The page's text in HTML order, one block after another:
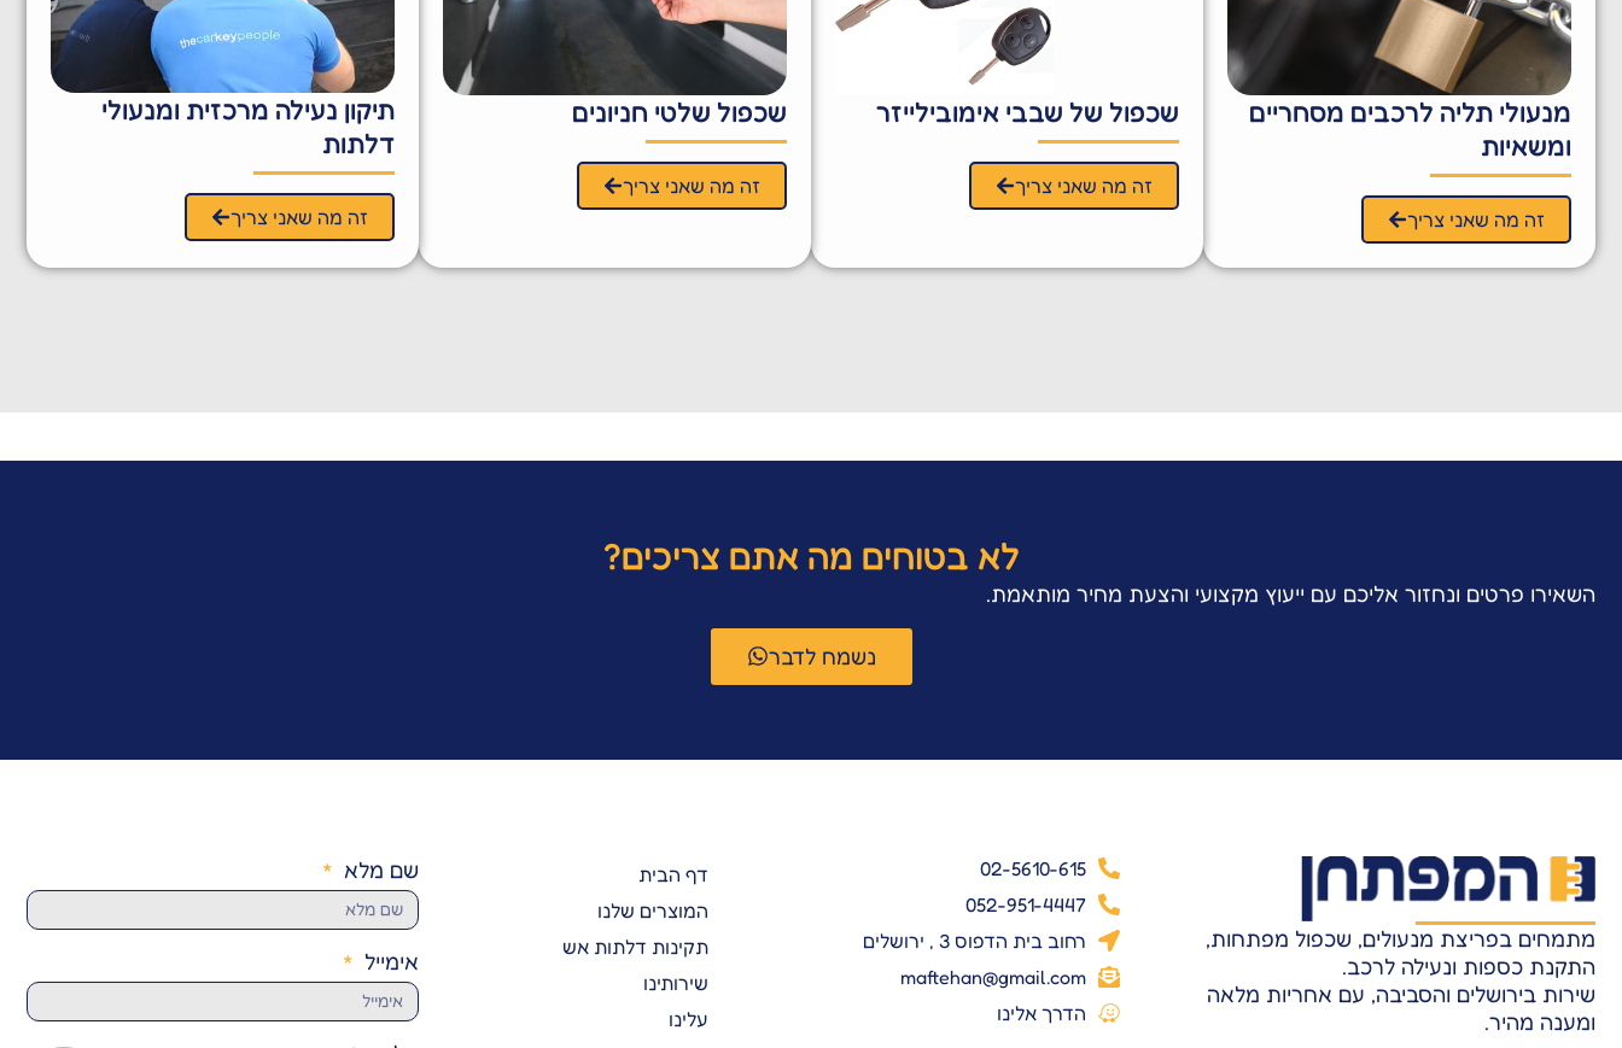
מנעולי תליה לרכבים מסחריים
ומשאיות
זה מה שאני צריך
שכפול של שבבי אימובילייזר
זה מה שאני צריך
שכפול שלטי חניונים
זה מה שאני צריך
תיקון נעילה מרכזית ומנעולי
דלתות
זה מה שאני צריך
לא בטוחים מה אתם צריכים?
השאירו פרטים ונחזור אליכם עם ייעוץ מקצועי והצעת מחיר מותאמת.
נשמח לדבר
מתמחים בפריצת מנעולים, שכפול מפתחות,
התקנת כספות ונעילה לרכב.
שירות בירושלים והסביבה, עם אחריות מלאה
ומענה מהיר.
02-5610-615
052-951-4447
רחוב בית הדפוס 3 , ירושלים
maftehan@gmail.com
הדרך אלינו
דף הבית
המוצרים שלנו
תקינות דלתות אש
שירותינו
עלינו
שם מלא
אימייל